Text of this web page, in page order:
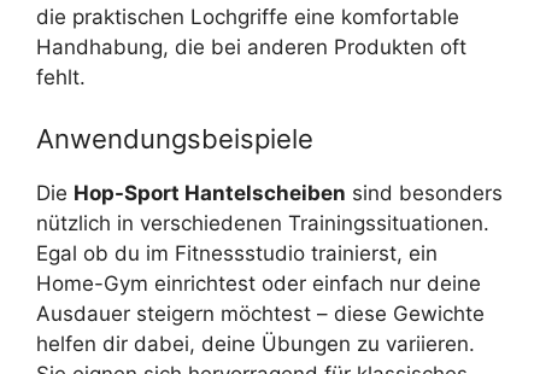
die praktischen Lochgriffe eine komfortable
Handhabung, die bei anderen Produkten oft
fehlt.
Anwendungsbeispiele
Die Hop-Sport Hantelscheiben sind besonders
nützlich in verschiedenen Trainingssituationen.
Egal ob du im Fitnessstudio trainierst, ein
Home-Gym einrichtest oder einfach nur deine
Ausdauer steigern möchtest – diese Gewichte
helfen dir dabei, deine Übungen zu variieren.